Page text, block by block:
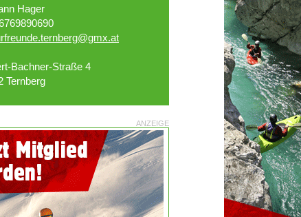
Hager
Bachner-Straße 4
Ternberg
ANZEIGE